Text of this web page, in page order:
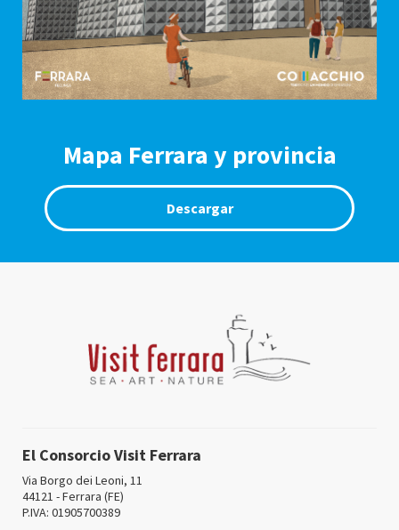
Mapa Ferrara y provincia
Descargar
El Consorcio Visit Ferrara
Via Borgo dei Leoni, 11
44121 - Ferrara (FE)
P.IVA: 01905700389